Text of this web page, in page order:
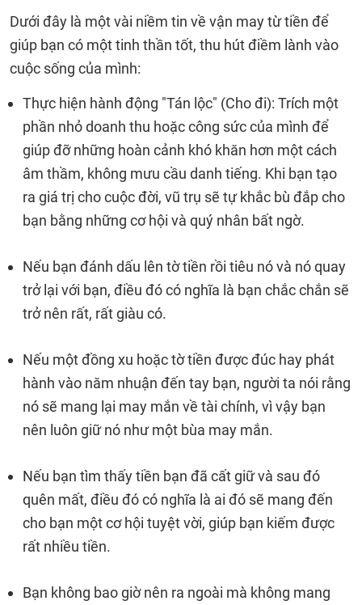
Dưới đây là một vài niềm tin về vận may từ tiền để
giúp bạn có một tinh thần tốt, thu hút điềm lành vào
cuộc sống của mình:
Thực hiện hành động "Tán lộc" (Cho đi): Trích một
phần nhỏ doanh thu hoặc công sức của mình để
giúp đỡ những hoàn cảnh khó khăn hơn một cách
âm thầm, không mưu cầu danh tiếng. Khi bạn tạo
ra giá trị cho cuộc đời, vũ trụ sẽ tự khắc bù đắp cho
bạn bằng những cơ hội và quý nhân bất ngờ.
Nếu bạn đánh dấu lên tờ tiền rồi tiêu nó và nó quay
trở lại với bạn, điều đó có nghĩa là bạn chắc chắn sẽ
trở nên rất, rất giàu có.
Nếu một đồng xu hoặc tờ tiền được đúc hay phát
hành vào năm nhuận đến tay bạn, người ta nói rằng
nó sẽ mang lại may mắn về tài chính, vì vậy bạn
nên luôn giữ nó như một bùa may mắn.
Nếu bạn tìm thấy tiền bạn đã cất giữ và sau đó
quên mất, điều đó có nghĩa là ai đó sẽ mang đến
cho bạn một cơ hội tuyệt vời, giúp bạn kiếm được
rất nhiều tiền.
Bạn không bao giờ nên ra ngoài mà không mang